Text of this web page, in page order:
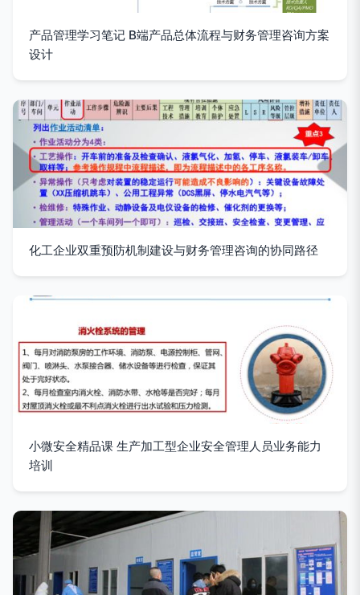
产品管理学习笔记 B端产品总体流程与财务管理咨询方案
设计
化工企业双重预防机制建设与财务管理咨询的协同路径
小微安全精品课 生产加工型企业安全管理人员业务能力
培训